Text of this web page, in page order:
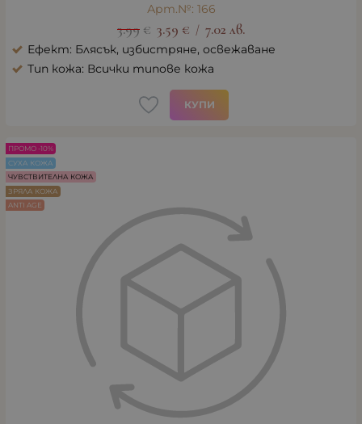
Арт.№: 166
3.99 € 3.59 € / 7.02 лв.
Ефект: Блясък, избистряне, освежаване
Тип кожа: Всички типове кожа
КУПИ
ПРОМО -10%
СУХА КОЖА
ЧУВСТВИТЕЛНА КОЖА
ЗРЯЛА КОЖА
ANTI AGE